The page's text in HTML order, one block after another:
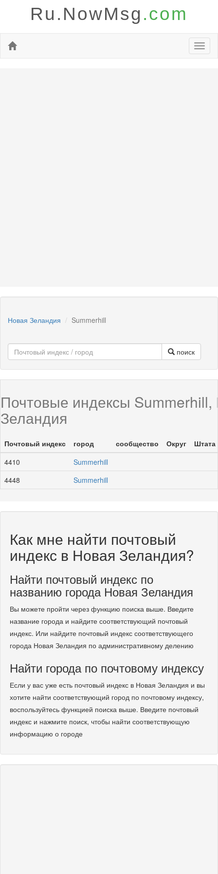
Ru.NowMsg.com
Новая Зеландия Summerhill
поиск
Почтовые индексы
Зеландия
Почтовый индекс город сообщество Округ
Штата
4410
Summerhill
4448
Summerhill
Как мне найти почтовый
индекс в Новая Зеландия?
Найти почтовый индекс по
названию города Новая Зеландия
Вы можете пройти через функцию поиска выше. Введите
название города и найдите соответствующий почтовый
индекс. Или найдите почтовый индекс соответствующего
города Новая Зеландия по административному делению
Найти города по почтовому индексу
Если у вас уже есть почтовый индекс в Новая Зеландия и вы
хотите найти соответствующий город по почтовому индексу,
воспользуйтесь функцией поиска выше. Введите почтовый
индекс и нажмите поиск, чтобы найти соответствующую
информацию о городе